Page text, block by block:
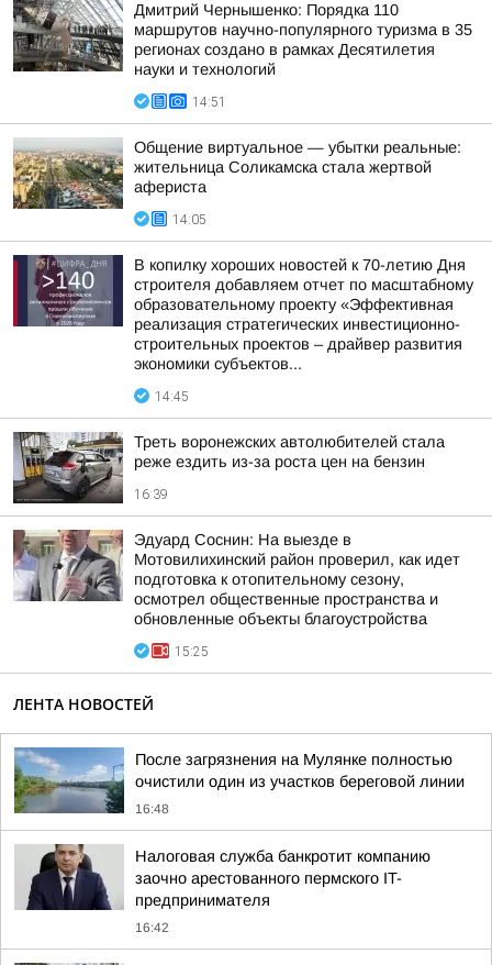
Дмитрий Чернышенко: Порядка 110
маршрутов научно-популярного туризма в 35
регионах создано в рамках Десятилетия
науки и технологий
14:51
Общение виртуальное — убытки реальные:
жительница Соликамска стала жертвой
афериста
14:05
В копилку хороших новостей к 70-летию Дня
строителя добавляем отчет по масштабному
образовательному проекту «Эффективная
реализация стратегических инвестиционно-
строительных проектов – драйвер развития
экономики субъектов...
14:45
Треть воронежских автолюбителей стала
реже ездить из-за роста цен на бензин
16:39
Эдуард Соснин: На выезде в
Мотовилихинский район проверил, как идет
подготовка к отопительному сезону,
осмотрел общественные пространства и
обновленные объекты благоустройства
15:25
ЛЕНТА НОВОСТЕЙ
После загрязнения на Мулянке полностью
очистили один из участков береговой линии
16:48
Налоговая служба банкротит компанию
заочно арестованного пермского IT-
предпринимателя
16:42